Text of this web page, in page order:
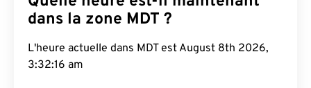
dans la zone MDT ?
L'heure actuelle dans MDT est August 8th 2026,
3:32:16 am